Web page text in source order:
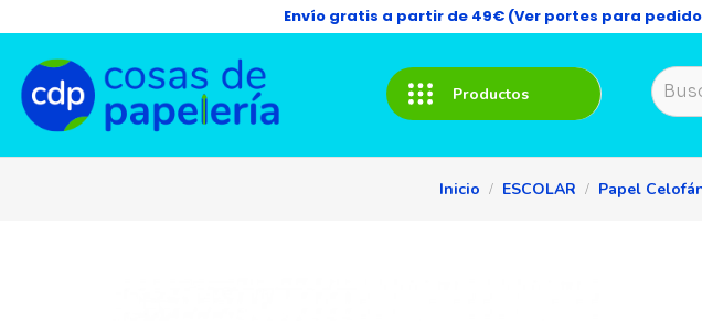
Envío gratis a partir de 49€ (Ver portes para
Productos
Inicio ESCOLAR Papel